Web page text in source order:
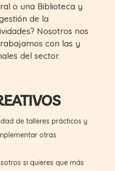
o una Biblioteca y
de la
Nosotros nos
con las y
del sector.
de talleres prácticos y
otras
si quieres que más